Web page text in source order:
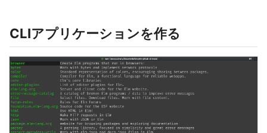
CLIアプリケーションを作る